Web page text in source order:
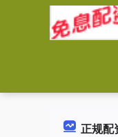
正规配